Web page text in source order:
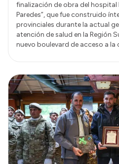
finalización de obra del hospital
Paredes”, que fue construido
provinciales durante la actual
atención de salud en la Región
nuevo boulevard de acceso a la